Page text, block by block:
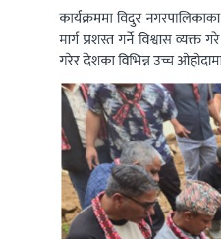
कार्यक्रममा विदुर
मार्ग प्रशस्त गर्ने विश्वास
गरेर देशका विभिन्न उच्च